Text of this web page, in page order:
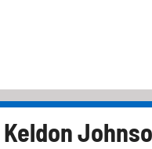
Keldon